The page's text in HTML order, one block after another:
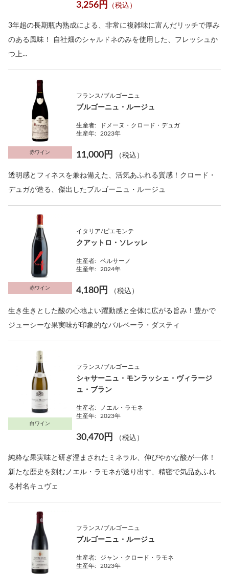
3,256円 （税込）
3年超の長期瓶内熟成による、非常に複雑味に富んだリッチで厚み
のある風味！ 自社畑のシャルドネのみを使用した、フレッシュか
つ上...
赤ワイン
フランス/ブルゴーニュ
ブルゴーニュ・ルージュ
生産者:
ドメーヌ・クロード・デュガ
生産年:
2023年
11,000円 （税込）
透明感とフィネスを兼ね備えた、活気あふれる質感！クロード・
デュガが造る、傑出したブルゴーニュ・ルージュ
赤ワイン
イタリア/ピエモンテ
クアットロ・ソレッレ
生産者:
ベルサーノ
生産年:
2024年
4,180円 （税込）
生き生きとした酸の心地よい躍動感と全体に広がる旨み！豊かで
ジューシーな果実味が印象的なバルベーラ・ダスティ
白ワイン
フランス/ブルゴーニュ
シャサーニュ・モンラッシェ・ヴィラージ
ュ・ブラン
生産者:
ノエル・ラモネ
生産年:
2023年
30,470円 （税込）
純粋な果実味と研ぎ澄まされたミネラル、伸びやかな酸が一体！
新たな歴史を刻むノエル・ラモネが送り出す、精密で気品あふれ
る村名キュヴェ
フランス/ブルゴーニュ
ブルゴーニュ・ルージュ
生産者:
ジャン・クロード・ラモネ
生産年:
2023年